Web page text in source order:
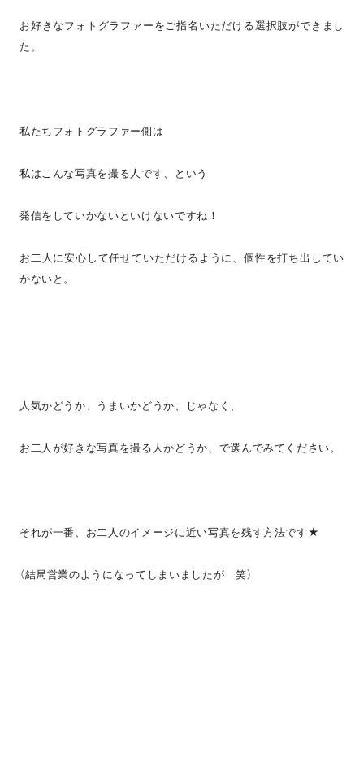
お好きなフォトグラファーをご指名いただける選択肢ができまし
た。
私たちフォトグラファー側は
私はこんな写真を撮る人です、という
発信をしていかないといけないですね！
お二人に安心して任せていただけるように、個性を打ち出してい
かないと。
人気かどうか、うまいかどうか、じゃなく、
お二人が好きな写真を撮る人かどうか、で選んでみてください。
それが一番、お二人のイメージに近い写真を残す方法です★
（結局営業のようになってしまいましたが 笑）